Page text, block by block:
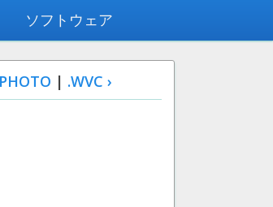
ソフトウェア
| .WVC ›